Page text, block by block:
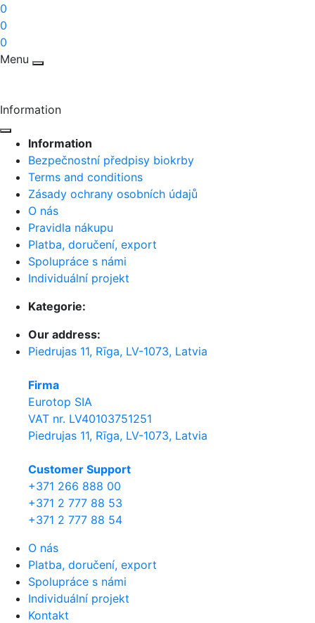
0
0
0
Menu
Information
Information
Bezpečnostní předpisy biokrby
Terms and conditions
Zásady ochrany osobních údajů
O nás
Pravidla nákupu
Platba, doručení, export
Spolupráce s námi
Individuální projekt
Kategorie:
Our address:
Piedrujas 11, Rīga, LV-1073, Latvia
Firma
Eurotop SIA
VAT nr. LV40103751251
Piedrujas 11, Rīga, LV-1073, Latvia
Сustomer Support
+371 266 888 00
+371 2 777 88 53
+371 2 777 88 54
O nás
Platba, doručení, export
Spolupráce s námi
Individuální projekt
Kontakt